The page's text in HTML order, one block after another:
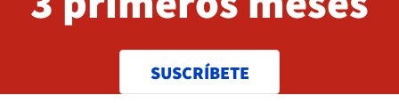
SUSCRÍBETE